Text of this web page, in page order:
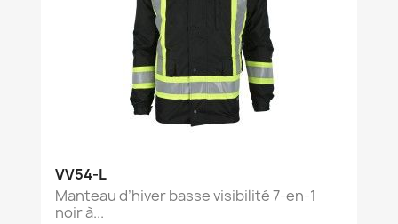
VV54-L
Manteau d’hiver basse visibilité 7-en-1
noir à...